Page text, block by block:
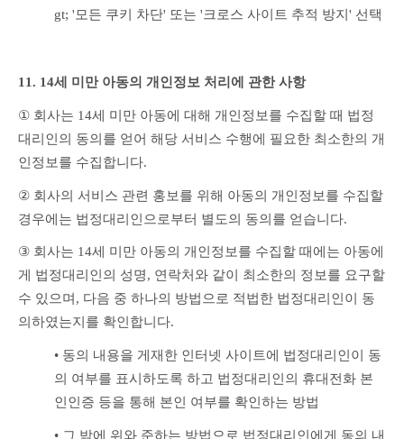
gt; '모든 쿠키 차단' 또는 '크로스 사이트 추적 방지' 선택
11. 14세 미만 아동의 개인정보 처리에 관한 사항
① 회사는 14세 미만 아동에 대해 개인정보를 수집할 때 법정
대리인의 동의를 얻어 해당 서비스 수행에 필요한 최소한의 개
인정보를 수집합니다.
② 회사의 서비스 관련 홍보를 위해 아동의 개인정보를 수집할
경우에는 법정대리인으로부터 별도의 동의를 얻습니다.
③ 회사는 14세 미만 아동의 개인정보를 수집할 때에는 아동에
게 법정대리인의 성명, 연락처와 같이 최소한의 정보를 요구할
수 있으며, 다음 중 하나의 방법으로 적법한 법정대리인이 동
의하였는지를 확인합니다.
• 동의 내용을 게재한 인터넷 사이트에 법정대리인이 동
의 여부를 표시하도록 하고 법정대리인의 휴대전화 본
인인증 등을 통해 본인 여부를 확인하는 방법
• 그 밖에 위와 준하는 방법으로 법정대리인에게 동의 내